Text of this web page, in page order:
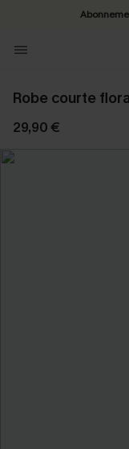
Robe courte
29,90 €